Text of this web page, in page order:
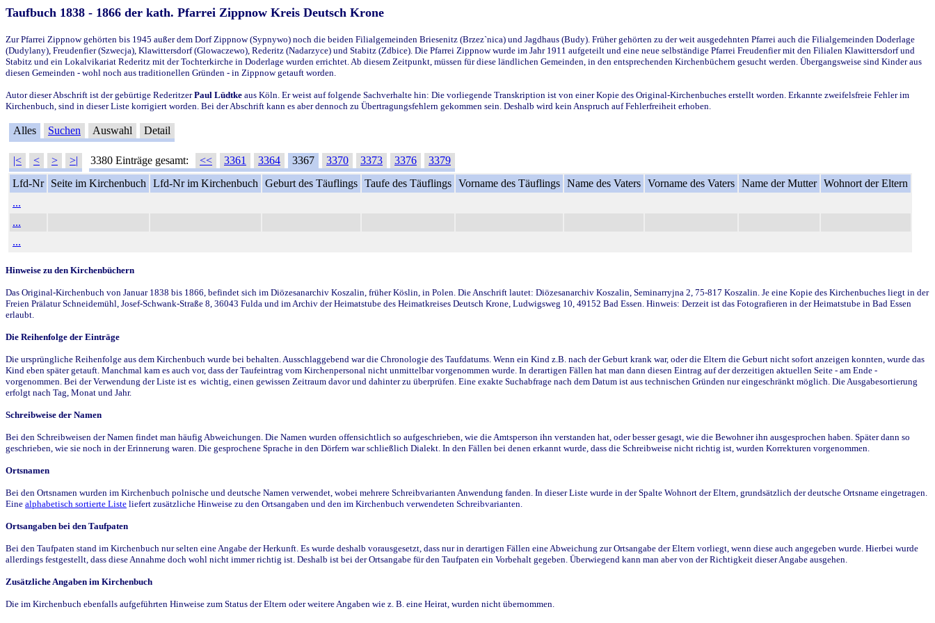
Taufbuch 1838 - 1866 der kath. Pfarrei Zippnow Kreis Deutsch Krone
Zur Pfarrei Zippnow gehörten bis 1945 außer dem Dorf Zippnow (Sypnywo) noch die beiden Filialgemeinden Briesenitz (Brzez`nica) und Jagdhaus (Budy). Früher gehörten zu der weit ausgedehnten Pfarrei auch die Filialgemeinden Doderlage
(Dudylany), Freudenfier (Szwecja), Klawittersdorf (Glowaczewo), Rederitz (Nadarzyce) und Stabitz (Zdbice). Die Pfarrei Zippnow wurde im Jahr 1911 aufgeteilt und eine neue selbständige Pfarrei Freudenfier mit den Filialen Klawittersdorf und
Stabitz und ein Lokalvikariat Rederitz mit der Tochterkirche in Doderlage wurden errichtet. Ab diesem Zeitpunkt, müssen für diese ländlichen Gemeinden, in den entsprechenden Kirchenbüchern gesucht werden. Übergangsweise sind Kinder aus
diesen Gemeinden - wohl noch aus traditionellen Gründen - in Zippnow getauft worden.
Autor dieser Abschrift ist der gebürtige RederitzerPaul Lüdtke aus Köln. Er weist auf folgende Sachverhalte hin: Die vorliegende Transkription ist von einer Kopie des Original-Kirchenbuches erstellt worden. Erkannte zweifelsfreie Fehler im
Kirchenbuch, sind in dieser Liste korrigiert worden. Bei der Abschrift kann es aber dennoch zu Übertragungsfehlern gekommen sein. Deshalb wird kein Anspruch auf Fehlerfreiheit erhoben.
Alles Suchen Auswahl Detail
|< < > >| 3380 Einträge gesamt: << 3361 3364 3367 3370 3373 3376
3379
Lfd-Nr
Seite im Kirchenbuch Lfd-Nr im Kirchenbuch Geburt des Täuflings Taufe des Täuflings Vorname des Täuflings Name des Vaters Vorname des Vaters Name der Mutter Wohnort der Eltern
...
...
...
Hinweise zu den Kirchenbüchern
Das Original-Kirchenbuch von Januar 1838 bis 1866, befindet sich im Diözesanarchiv Koszalin, früher Köslin, in Polen. Die Anschrift lautet: Diözesanarchiv Koszalin, Seminarryjna 2, 75-817 Koszalin. Je eine Kopie des Kirchenbuches liegt in der
Freien Prälatur Schneidemühl, Josef-Schwank-Straße 8, 36043 Fulda und im Archiv der Heimatstube des Heimatkreises Deutsch Krone, Ludwigsweg 10, 49152 Bad Essen. Hinweis: Derzeit ist das Fotografieren in der Heimatstube in Bad Essen
erlaubt.
Die Reihenfolge der Einträge
Die ursprüngliche Reihenfolge aus dem Kirchenbuch wurde bei behalten. Ausschlaggebend war die Chronologie des Taufdatums. Wenn ein Kind z.B. nach der Geburt krank war, oder die Eltern die Geburt nicht sofort anzeigen konnten, wurde das
Kind eben später getauft. Manchmal kam es auch vor, dass der Taufeintrag vom Kirchenpersonal nicht unmittelbar vorgenommen wurde. In derartigen Fällen hat man dann diesen Eintrag auf der derzeitigen aktuellen Seite - am Ende -
vorgenommen. Bei der Verwendung der Liste ist es wichtig, einen gewissen Zeitraum davor und dahinter zu überprüfen. Eine exakte Suchabfrage nach dem Datum ist aus technischen Gründen nur eingeschränkt möglich. Die Ausgabesortierung
erfolgt nach Tag, Monat und Jahr.
Schreibweise der Namen
Bei den Schreibweisen der Namen findet man häufig Abweichungen. Die Namen wurden offensichtlich so aufgeschrieben, wie die Amtsperson ihn verstanden hat, oder besser gesagt, wie die Bewohner ihn ausgesprochen haben. Später dann so
geschrieben, wie sie noch in der Erinnerung waren. Die gesprochene Sprache in den Dörfern war schließlich Dialekt. In den Fällen bei denen erkannt wurde, dass die Schreibweise nicht richtig ist, wurden Korrekturen vorgenommen.
Ortsnamen
Bei den Ortsnamen wurden im Kirchenbuch polnische und deutsche Namen verwendet, wobei mehrere Schreibvarianten Anwendung fanden. In dieser Liste wurde in der Spalte Wohnort der Eltern, grundsätzlich der deutsche Ortsname eingetragen.
Eine alphabetisch sortierte Liste liefert zusätzliche Hinweise zu den Ortsangaben und den im Kirchenbuch verwendeten Schreibvarianten.
Ortsangaben bei den Taufpaten
Bei den Taufpaten stand im Kirchenbuch nur selten eine Angabe der Herkunft. Es wurde deshalb vorausgesetzt, dass nur in derartigen Fällen eine Abweichung zur Ortsangabe der Eltern vorliegt, wenn diese auch angegeben wurde. Hierbei wurde
allerdings festgestellt, dass diese Annahme doch wohl nicht immer richtig ist. Deshalb ist bei der Ortsangabe für den Taufpaten ein Vorbehalt gegeben. Überwiegend kann man aber von der Richtigkeit dieser Angabe ausgehen.
Zusätzliche Angaben im Kirchenbuch
Die im Kirchenbuch ebenfalls aufgeführten Hinweise zum Status der Eltern oder weitere Angaben wie z. B. eine Heirat, wurden nicht übernommen.